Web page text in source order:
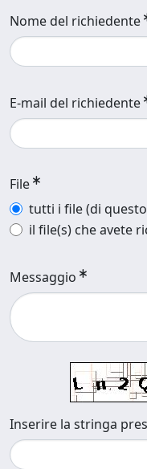
Nome del richiedente
E-mail del richiedente
File
tutti i file (di
il file(s) che avete
Messaggio
Inserire la stringa